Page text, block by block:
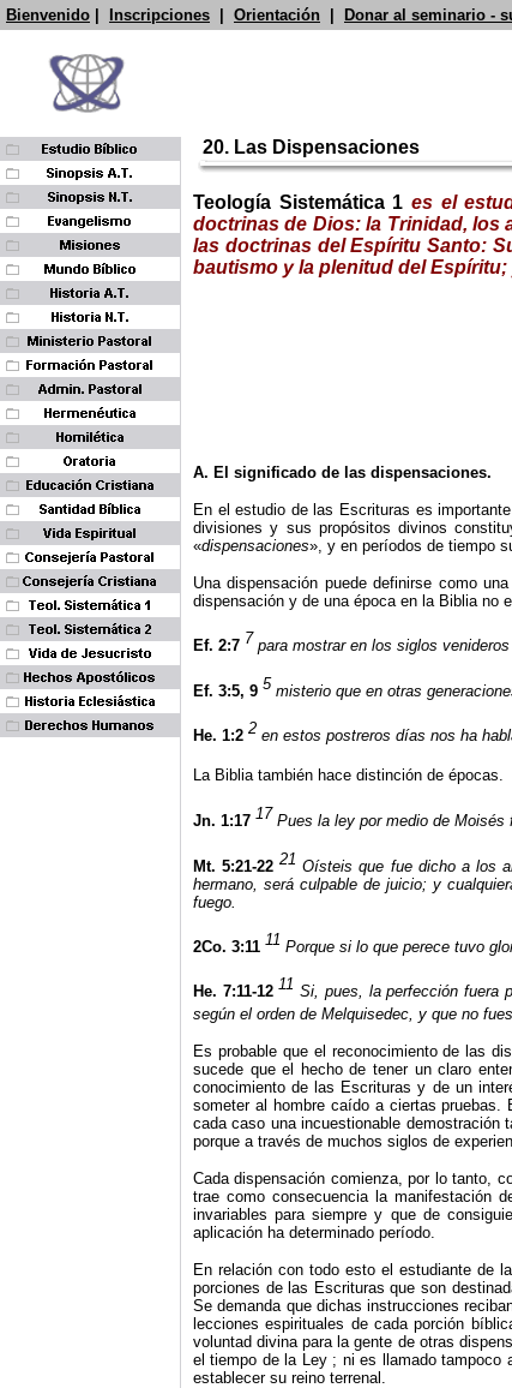
Bienvenido Inscripciones Orientación Donar al seminario -
20. Las Dispensaciones
Teología Sistemática1 es el
doctrinas de Dios:la Trinidad, los
las doctrinas del Espíritu Santo:
bautismo y la plenitud delEspíritu;
A. El significado de las dispensaciones.
En el estudio de las Escrituras es
divisiones y sus propósitos divinos
«dispensaciones», y en períodos de tiempo
Una dispensación puede definirse como
dispensación y de una época en la Bibliano
Ef. 2:7 7 para mostrar en los siglos
Ef. 3:5, 9 5 misterio que en otras
He. 1:2 2 en estos postreros días nos ha
La Biblia también hace distinción de épocas.
Jn. 1:17 17 Pues la ley por medio de Moisés
Mt. 5:21-2221 Oísteis que fue dicho a los
hermano, será culpable de juicio; y
fuego.
2Co. 3:11 11 Porque si lo que perece tuvo
He. 7:11-1211 Si, pues, la perfección fuera
según el orden de Melquisedec, y que no
Es probable que el reconocimiento de las
sucede que el hecho de tener un claro
conocimiento de las Escrituras y de un
someter al hombre caído a ciertas
cada caso una incuestionable demostración
porque a través de muchos siglos de
Cada dispensación comienza, por lo tanto,
trae como consecuencia la manifestación
invariables para siempre y que de
aplicación ha determinado período.
En relación con todo esto el estudiante de
porciones de las Escrituras que son
Se demanda que dichas instrucciones
lecciones espirituales de cada porción
voluntad divina para la gente de otras
el tiempo dela Ley; ni es llamado tampoco
establecer su reino terrenal.